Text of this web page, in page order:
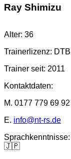
Ray Shimizu
Alter: 36
Trainerlizenz:
Trainer seit: 2011
Kontaktdaten:
M. 0177 779 69 92
E. info@nt-rs.de
🇯🇵